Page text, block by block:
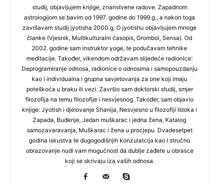
studij, objavljujem knjige, znanstvene radove. Zapadnom
astrologijom se bavim od 1997. godine do 1999.g., a nakon toga
završavam studij jyotisha 2000.g. O jyotishu objavljujem mnoge
članke (Vjesnik, Multikulturalni časopis, Grombol, Sensa). Od
2002. godine sam instruktor yoge, te podučavam tehnike
meditacije. Također, vikendom održavam slijedeće radionice:
Deprogramiranje odnosa, radionice o odnosima i samopouzdanju
kao i individualna i grupna savjetovanja za one koji imaju
poteškoća u braku ili vezi. Završio sam doktorski studij, smjer
filozofija na temu filozofije i nesvjesnog. Također, sam objavio
knjige: Jyotish i djelovanje Shanija, Nesvjesno u filozofiji Istoka i
Zapada, Buđenje, Jedan muškarac i jedna žena, Katalog
samozavaravanja, Muškarac i žena u procjepu. Dvadesetpet
godina iskustva te dugogodišnjih konzulatcija kao i stručno
obrazovanje nudi vam mogućnost da dublje zađete u obrasce
koji se skrivaju iza vaših odnosa.